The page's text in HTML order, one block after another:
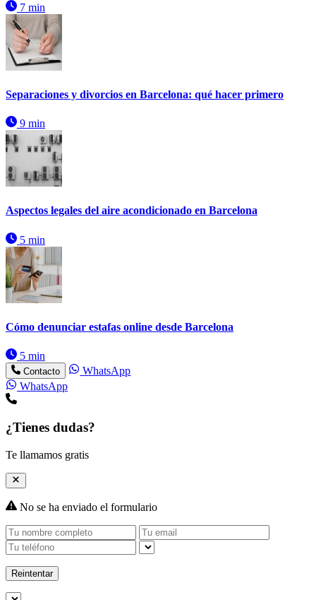
7 min
Separaciones y divorcios en Barcelona: qué hacer primero
9 min
Aspectos legales del aire acondicionado en Barcelona
5 min
Cómo denunciar estafas online desde Barcelona
5 min
Contacto
WhatsApp
WhatsApp
¿Tienes dudas?
Te llamamos gratis
No se ha enviado el formulario
Reintentar